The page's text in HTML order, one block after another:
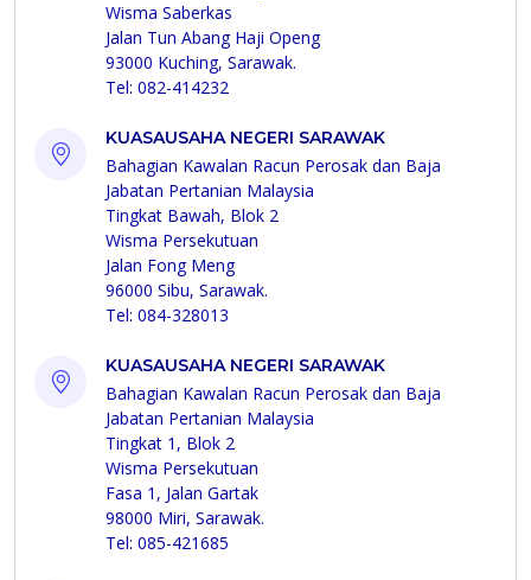
Wisma Saberkas
Jalan Tun Abang Haji Openg
93000 Kuching, Sarawak.
Tel: 082-414232
KUASAUSAHA NEGERI SARAWAK
Bahagian Kawalan Racun Perosak dan Baja
Jabatan Pertanian Malaysia
Tingkat Bawah, Blok 2
Wisma Persekutuan
Jalan Fong Meng
96000 Sibu, Sarawak.
Tel: 084-328013
KUASAUSAHA NEGERI SARAWAK
Bahagian Kawalan Racun Perosak dan Baja
Jabatan Pertanian Malaysia
Tingkat 1, Blok 2
Wisma Persekutuan
Fasa 1, Jalan Gartak
98000 Miri, Sarawak.
Tel: 085-421685